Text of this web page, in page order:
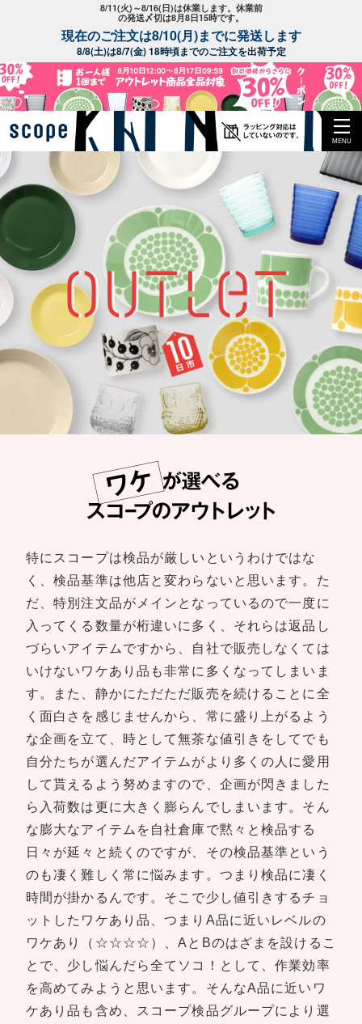
8/11(火)～8/16(日)は休業します。休業前
の発送〆切は8月8日15時です。
現在のご注文は8/10(月)までに発送します
8/8(土)は8/7(金) 18時頃までのご注文を出荷予定
MENU
特にスコープは検品が厳しいというわけではな
く、検品基準は他店と変わらないと思います。た
だ、特別注文品がメインとなっているので一度に
入ってくる数量が桁違いに多く、それらは返品し
づらいアイテムですから、自社で販売しなくては
いけないワケあり品も非常に多くなってしまいま
す。また、静かにただただ販売を続けることに全
く面白さを感じませんから、常に盛り上がるよう
な企画を立て、時として無茶な値引きをしてでも
自分たちが選んだアイテムがより多くの人に愛用
して貰えるよう努めますので、企画が閃きました
ら入荷数は更に大きく膨らんでしまいます。そん
な膨大なアイテムを自社倉庫で黙々と検品する
日々が延々と続くのですが、その検品基準という
のも凄く難しく常に悩みます。つまり検品に凄く
時間が掛かるんです。そこで少し値引きするチョ
ットしたワケあり品、つまりA品に近いレベルの
ワケあり（☆☆☆☆）、AとBのはざまを設けるこ
とで、少し悩んだら全てソコ！として、作業効率
を高めてみようと思います。そんなA品に近いワ
ケあり品も含め、スコープ検品グループにより選